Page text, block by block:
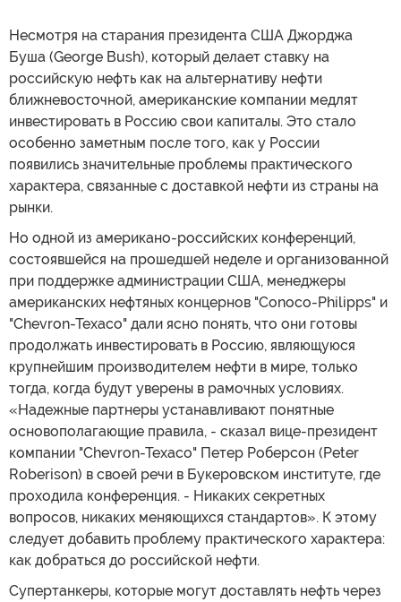
Несмотря на старания президента США Джорджа
Буша (George Bush), который делает ставку на
российскую нефть как на альтернативу нефти
ближневосточной, американские компании медлят
инвестировать в Россию свои капиталы. Это стало
особенно заметным после того, как у России
появились значительные проблемы практического
характера, связанные с доставкой нефти из страны на
рынки.
Но одной из американо-российских конференций,
состоявшейся на прошедшей неделе и организованной
при поддержке администрации США, менеджеры
американских нефтяных концернов "Conoco-Philipps" и
"Chevron-Texaco" дали ясно понять, что они готовы
продолжать инвестировать в Россию, являющуюся
крупнейшим производителем нефти в мире, только
тогда, когда будут уверены в рамочных условиях.
«Надежные партнеры устанавливают понятные
основополагающие правила, - сказал вице-президент
компании "Chevron-Texaco" Петер Роберсон (Peter
Roberison) в своей речи в Букеровском институте, где
проходила конференция. - Никаких секретных
вопросов, никаких меняющихся стандартов». К этому
следует добавить проблему практического характера:
как добраться до российской нефти.
Супертанкеры, которые могут доставлять нефть через